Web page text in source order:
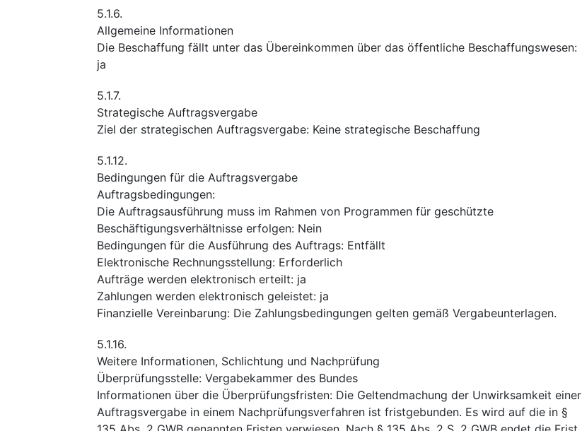
5.1.6.
Allgemeine Informationen
Die Beschaffung fällt unter das Übereinkommen über das öffentliche Beschaffungswesen:
ja
5.1.7.
Strategische Auftragsvergabe
Ziel der strategischen Auftragsvergabe: Keine strategische Beschaffung
5.1.12.
Bedingungen für die Auftragsvergabe
Auftragsbedingungen:
Die Auftragsausführung muss im Rahmen von Programmen für geschützte
Beschäftigungsverhältnisse erfolgen: Nein
Bedingungen für die Ausführung des Auftrags: Entfällt
Elektronische Rechnungsstellung: Erforderlich
Aufträge werden elektronisch erteilt: ja
Zahlungen werden elektronisch geleistet: ja
Finanzielle Vereinbarung: Die Zahlungsbedingungen gelten gemäß Vergabeunterlagen.
5.1.16.
Weitere Informationen, Schlichtung und Nachprüfung
Überprüfungsstelle: Vergabekammer des Bundes
Informationen über die Überprüfungsfristen: Die Geltendmachung der Unwirksamkeit einer
Auftragsvergabe in einem Nachprüfungsverfahren ist fristgebunden. Es wird auf die in §